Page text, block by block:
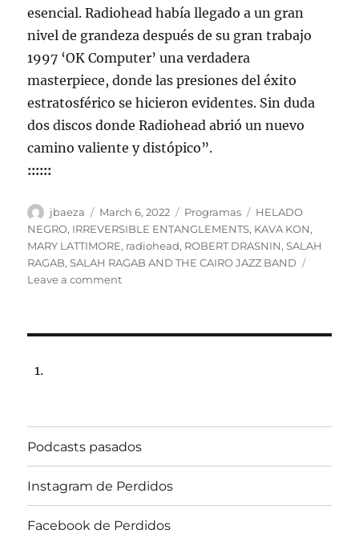
esencial. Radiohead había llegado a un gran
nivel de grandeza después de su gran trabajo
1997 ‘OK Computer’ una verdadera
masterpiece, donde las presiones del éxito
estratosférico se hicieron evidentes. Sin duda
dos discos donde Radiohead abrió un nuevo
camino valiente y distópico”.
::::::
Author
jbaeza
Posted
on
March 6, 2022 Categories
Programas Tags
HELADO
NEGRO, IRREVERSIBLE ENTANGLEMENTS, KAVA KON,
MARY LATTIMORE, radiohead, ROBERT DRASNIN,SALAH
RAGAB,SALAH RAGAB AND THE CAIRO JAZZ BAND
Leave a commenton
102.5fm
Radio
U.
de
Podcasts pasados
Instagram de Perdidos
Facebook de Perdidos